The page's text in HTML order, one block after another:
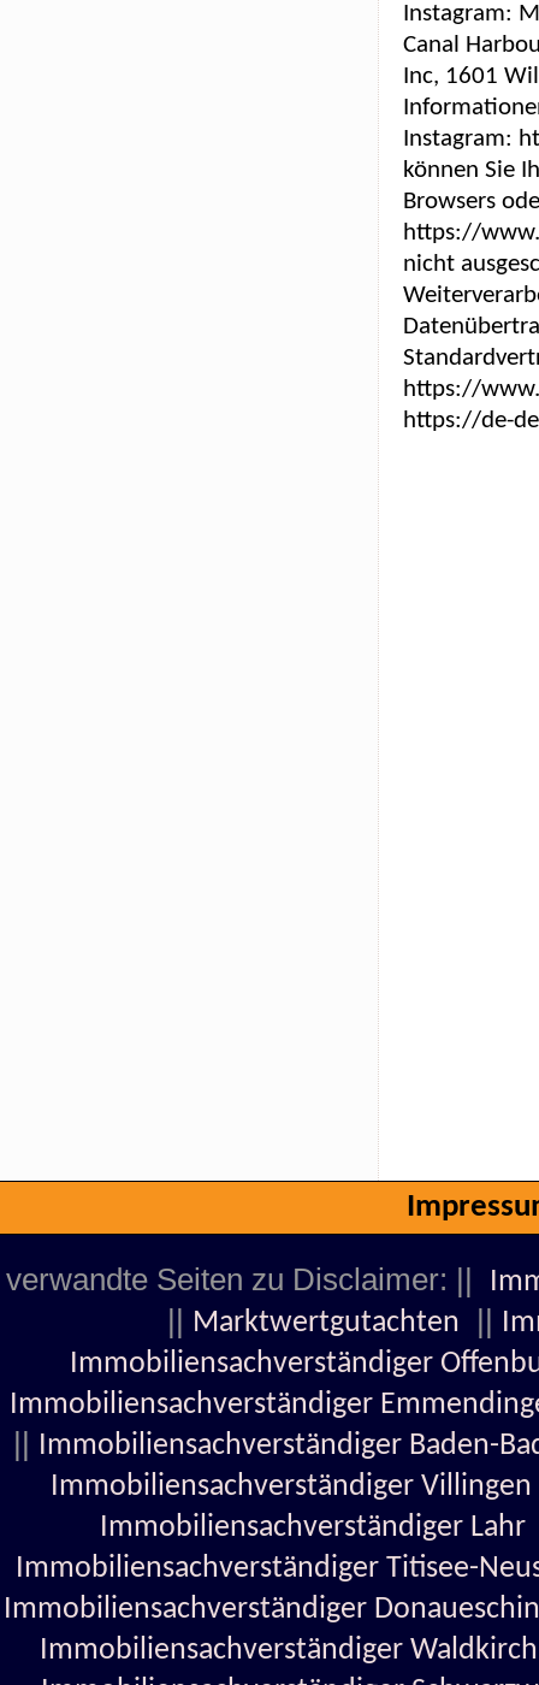
Instagram:
Canal
Inc, 1601
Instagram:
können Sie
Browsers
https://
nicht
https://
https://de-
verwandte Seiten zu Disclaimer: ||
|| Marktwertgutachten ||
Immobiliensachverständiger
Immobiliensachverständiger
|| Immobiliensachverständiger Baden-
Immobiliensachverständiger Villingen
Immobiliensachverständiger Lahr
Immobiliensachverständiger Titisee-
Immobiliensachverständiger
Immobiliensachverständiger Waldkirch